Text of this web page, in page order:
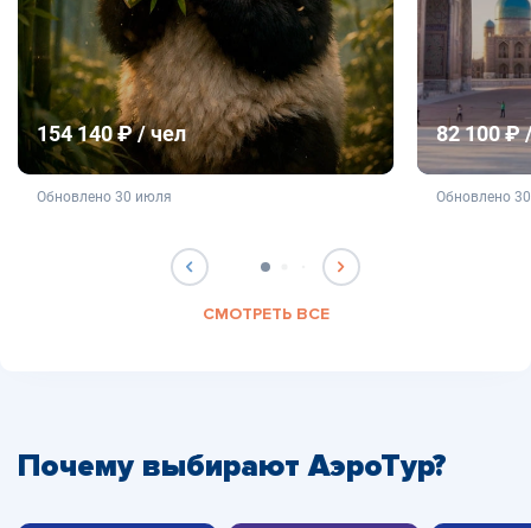
154 140 ₽ / чел
не является публичной офертой
Обновлено 30 июля
82 100 ₽
не
Обновлено
СМОТРЕТЬ ВСЕ
Почему выбирают АэроТур?